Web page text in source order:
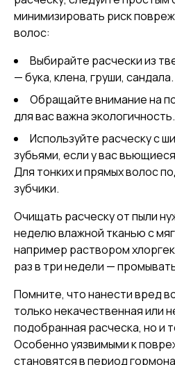
минимизировать риск
волос:
Выбирайте расчески из
— бука, клена, груши, сандала.
Обращайте внимание на
для вас важна экологичность.
Используйте расческу с
зубьями, если у вас
Для тонких и прямых волос
зубчики.
Очищать расческу от пыли
неделю влажной тканью с
например раствором
раз в три недели —
Помните, что нанести вред
только некачественная или
подобранная расческа, но и
Особенно уязвимыми к
становятся в период